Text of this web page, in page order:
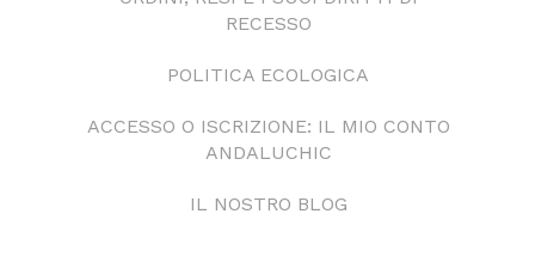
RECESSO
POLITICA ECOLOGICA
ACCESSO O ISCRIZIONE: IL MIO CONTO
ANDALUCHIC
IL NOSTRO BLOG